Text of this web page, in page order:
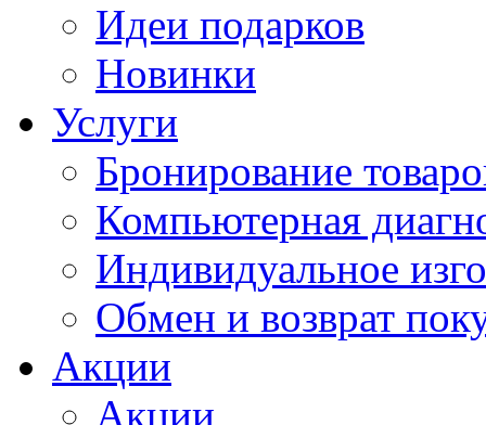
Идеи подарков
Новинки
Услуги
Бронирование
Компьютерная
Индивидуальное
Обмен и возврат
Акции
Акции